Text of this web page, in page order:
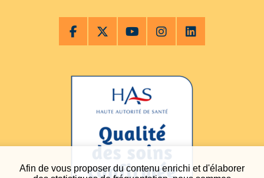
Afin de vous proposer du contenu enrichi et d'élaborer